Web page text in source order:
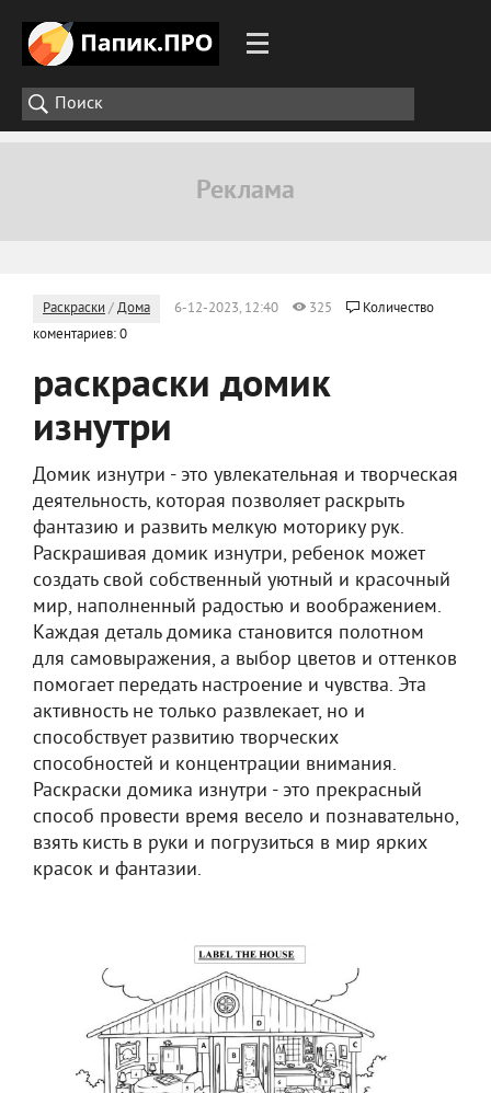
Раскраски /Дома 6-12-2023, 12:40 325
Количество
коментариев: 0
раскраски домик
изнутри
Домик изнутри - это увлекательная и творческая
деятельность, которая позволяет раскрыть
фантазию и развить мелкую моторику рук.
Раскрашивая домик изнутри, ребенок может
создать свой собственный уютный и красочный
мир, наполненный радостью и воображением.
Каждая деталь домика становится полотном
для самовыражения, а выбор цветов и оттенков
помогает передать настроение и чувства. Эта
активность не только развлекает, но и
способствует развитию творческих
способностей и концентрации внимания.
Раскраски домика изнутри - это прекрасный
способ провести время весело и познавательно,
взять кисть в руки и погрузиться в мир ярких
красок и фантазии.